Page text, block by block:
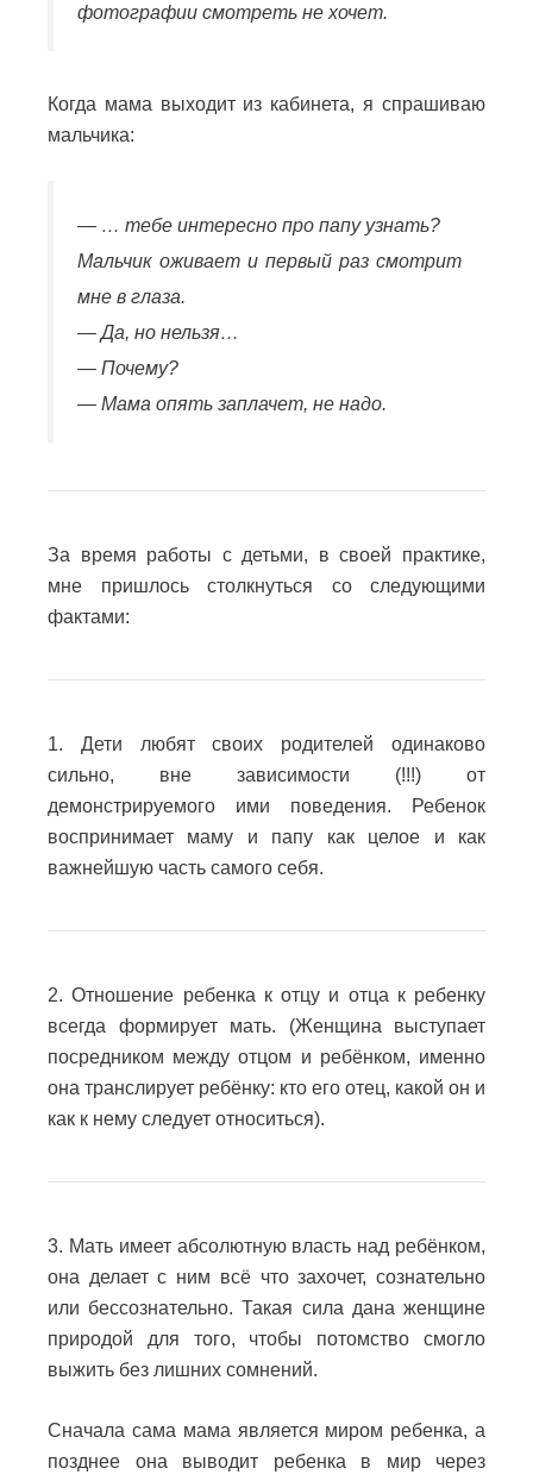
фотографии смотреть не хочет.
Когда мама выходит из кабинета, я спрашиваю
мальчика:
— … тебе интересно про папу узнать?
Мальчик оживает и первый раз смотрит
мне в глаза.
— Да, но нельзя…
— Почему?
— Мама опять заплачет, не надо.
За время работы с детьми, в своей практике,
мне пришлось столкнуться со следующими
фактами:
1. Дети любят своих родителей одинаково
сильно, вне зависимости (!!!) от
демонстрируемого ими поведения.
Ребенок
воспринимает маму и папу как целое и как
важнейшую часть самого себя.
2. Отношение ребенка к отцу и отца к ребенку
всегда формирует мать. (Женщина выступает
посредником между отцом и ребёнком, именно
она транслирует ребёнку: кто его отец, какой он и
как к нему следует относиться).
3. Мать имеет абсолютную власть над ребёнком,
она делает с ним всё что захочет, сознательно
или бессознательно.Такая сила дана женщине
природой для того, чтобы потомство смогло
выжить без лишних сомнений.
Сначала сама мама является миром ребенка, а
позднее она выводит ребенка в мир через